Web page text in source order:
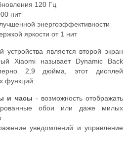
120 Гц
нит
энергоэффективности
яркости от 1 нит
является второй экран
Xiaomi называет Dynamic Back
2,9 дюйма, этот дисплей
функций:
и часы - возможность отображать
обои или даже милых
уведомлений и управление